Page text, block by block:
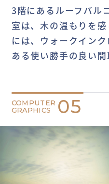
3階にあるルーフバル
室は、木の温もりを
には、ウォークイン
ある使い勝手の良い間
COMPUTER
GRAPHICS
05